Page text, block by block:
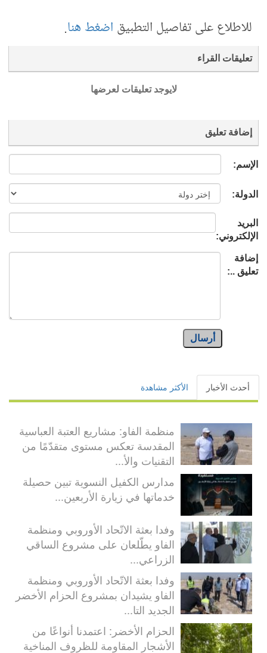
للاطلاع على تفاصيل التطبيق اضغط هنا.
تعليقات القراء
لايوجد تعليقات لعرضها
إضافة تعليق
الإسم:
الدولة:
البريد
الإلكتروني:
إضافة
تعليق ..:
أرسال
أحدث الأخبار الأكثر مشاهدة
منظمة الفاو: مشاريع العتبة العباسية
المقدسة تعكس مستوى متقدّمًا من
التقنيات والأ...
مدارس الكفيل النسوية تبين حصيلة
خدماتها في زيارة الأربعين...
وفدا بعثة الاتّحاد الأوروبي ومنظمة
الفاو يطّلعان على مشروع الساقي
الزراعي...
وفدا بعثة الاتّحاد الأوروبي ومنظمة
الفاو يشيدان بمشروع الحزام الأخضر
الجديد التا...
الحزام الأخضر: اعتمدنا أنواعًا من
الأشجار المقاومة للظروف المناخية